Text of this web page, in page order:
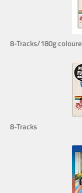
8-Tracks/180g
8-Tracks